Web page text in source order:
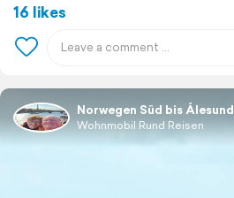
16 likes
Norwegen Süd bis Ålesund
Wohnmobil Rund Reisen